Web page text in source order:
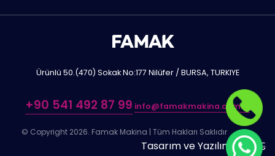
Ürünlü 50.(470) Sokak No:177 Nilüfer / BURSA, TURKIYE
+90 541 492 87 99 info@famakmakina.com.tr
© Copyright 2026. Famak Makina | Tüm Hakları Saklıdır
Tasarım ve Yazılım